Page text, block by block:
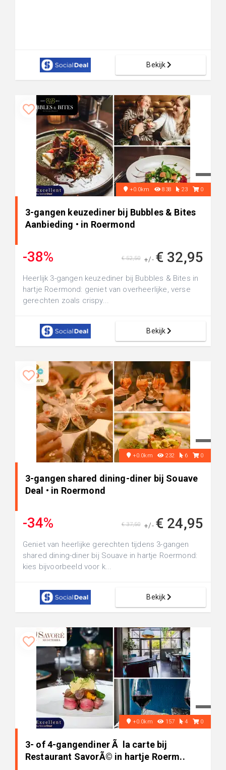
Bekijk
+0.0km 838 23 0
3-gangen keuzediner bij Bubbles & Bites
Aanbieding • in Roermond
-38% +/- € 32,95
€ 52,50
Heerlijk 3-gangen keuzediner bij Bubbles & Bites in
hartje Roermond: geniet van overheerlijke, verse
gerechten zoals crispy...
Bekijk
+0.0km 232 6 0
3-gangen shared dining-diner bij Souave
Deal • in Roermond
-34% +/- € 24,95
€ 37,50
Geniet van heerlijke gerechten tijdens 3-gangen
shared dining-diner bij Souave in hartje Roermond:
kies bijvoorbeeld voor k...
Bekijk
+0.0km 157 4 0
3- of 4-gangendiner Ã la carte bij
Restaurant SavorÃ© in hartje Roerm..